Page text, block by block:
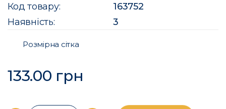
Код товару:
163752
Наявність:
3
Розмірна сітка
133.00 грн